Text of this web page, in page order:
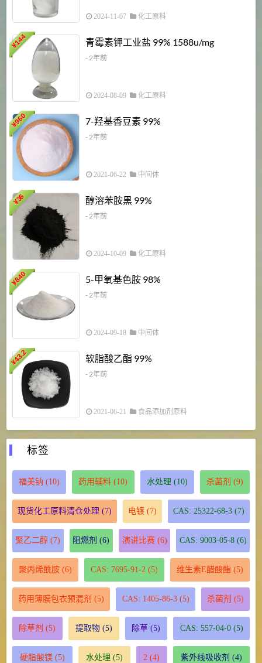
2024-11-07 化工原料
¥
144 青霉素钾工业盐 99% 1588u/mg
- 2年前
2024-08-09 化工原料
¥
960 7-羟基香豆素 99%
- 2年前
2021-06-22 中间体
¥
36 醇溶苯胺黑 99%
- 2年前
2024-10-09 化工原料
¥
840 5-甲氧基色胺 98%
- 2年前
2024-09-18 中间体
¥
43.2 软脂酸乙酯 99%
- 2年前
2021-06-21 食品添加剂原料
标签
福美钠 (10) 药用辅料 (10) 水处理 (10) 杀菌剂 (9)
现货化工原料清仓处理 (7) 电镀 (7) CAS: 25322-68-3 (7)
聚乙二醇 (7) 阻燃剂 (6) 演讲比赛(6) CAS: 9003-05-8(6)
聚丙烯酰胺(6) CAS: 7695-91-2 (5) 维生素E醋酸酯 (5)
药用薄膜包衣预混剂 (5) CAS: 1405-86-3(5) 杀菌剂 (5)
除草剂 (5) 提取物(5) 除草 (5) CAS: 557-04-0(5)
硬脂酸镁(5) 水处理 (5) 2 (4) 紫外线吸收剂 (4)